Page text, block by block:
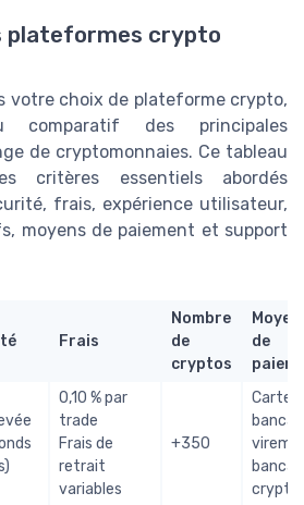
plateformes crypto
votre choix de plateforme crypto,
des principales
de cryptomonnaies. Ce tableau
critères essentiels abordés
frais, expérience utilisateur,
moyens de paiement et support
Frais
Nombre
de
cryptos
de
0,10 % par
trade
Frais de
retrait
variables
+350
Carte
crypto